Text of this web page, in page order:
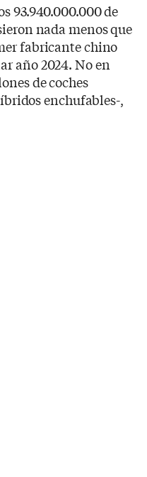
93.940.000.000 de
nada menos que
fabricante chino
año 2024. No en
de coches
enchufables-,